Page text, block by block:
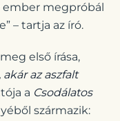
ember megpróbál
– tartja az író.
első írása,
az aszfalt
a Csodálatos
származik: